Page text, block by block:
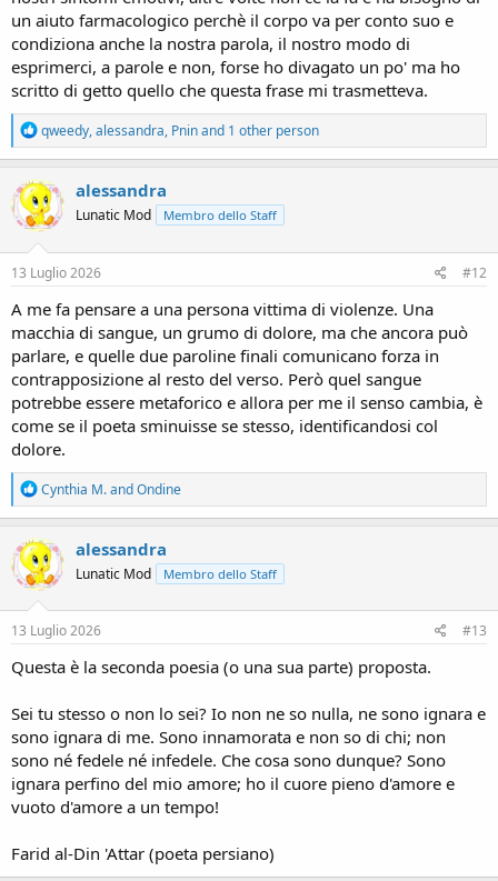
un aiuto farmacologico perchè il corpo va per conto suo e
condiziona anche la nostra parola, il nostro modo di
esprimerci, a parole e non, forse ho divagato un po' ma ho
scritto di getto quello che questa frase mi trasmetteva.
R
e
a
c
t
i
o
n
s
qweedy,alessandra, Pninand 1 other person
alessandra
Lunatic Mod Membro dello Staff
13 Luglio 2026 #12
A me fa pensare a una persona vittima di violenze. Una
macchia di sangue, un grumo di dolore, ma che ancora può
parlare, e quelle due paroline finali comunicano forza in
contrapposizione al resto del verso. Però quel sangue
potrebbe essere metaforico e allora per me il senso cambia, è
come se il poeta sminuisse se stesso, identificandosi col
dolore.
R
e
a
c
t
i
o
n
s
Cynthia M.andOndine
alessandra
Lunatic Mod Membro dello Staff
13 Luglio 2026 #13
Questa è la seconda poesia (o una sua parte) proposta.
Sei tu stesso o non lo sei? Io non ne so nulla, ne sono ignara e
sono ignara di me. Sono innamorata e non so di chi; non
sono né fedele né infedele. Che cosa sono dunque? Sono
ignara perfino del mio amore; ho il cuore pieno d'amore e
vuoto d'amore a un tempo!
Farid al-Din 'Attar (poeta persiano)